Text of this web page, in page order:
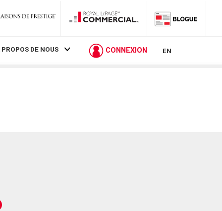
PROPOS DE NOUS CONNEXION EN